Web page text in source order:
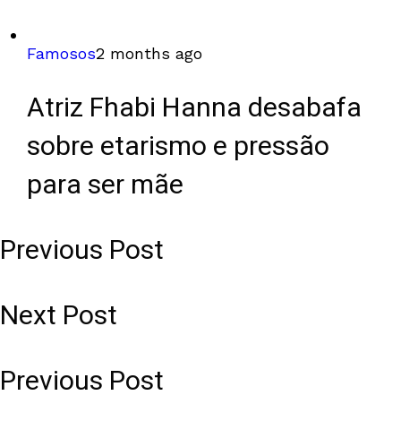
Famosos2 months ago
Atriz Fhabi Hanna desabafa
sobre etarismo e pressão
para ser mãe
Previous Post
Next Post
Previous Post